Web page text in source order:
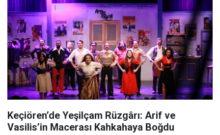
Keçiören’de Yeşilçam Rüzgârı: Arif ve
Vasilis’in Macerası Kahkahaya Boğdu